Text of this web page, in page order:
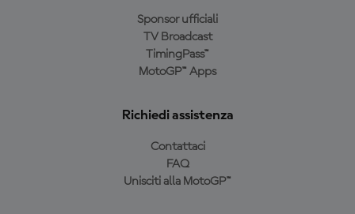
Sponsor ufficiali
TV Broadcast
TimingPass™
MotoGP™ Apps
Richiedi assistenza
Contattaci
FAQ
Unisciti alla MotoGP™